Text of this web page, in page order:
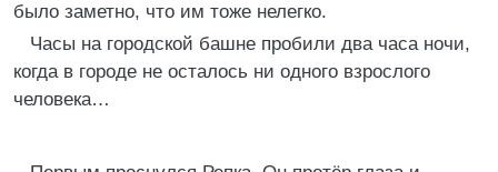
было заметно, что им тоже нелегко.
Часы на городской башне пробили два часа ночи,
когда в городе не осталось ни одного взрослого
человека…